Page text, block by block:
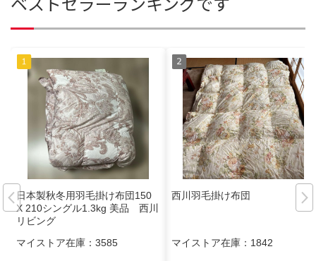
日本製秋冬用羽毛掛け布団150
X 210シングル1.3kg 美品 西川
リビング
マイストア在庫： 3585
西川羽毛掛け布団
マイストア在庫： 1842